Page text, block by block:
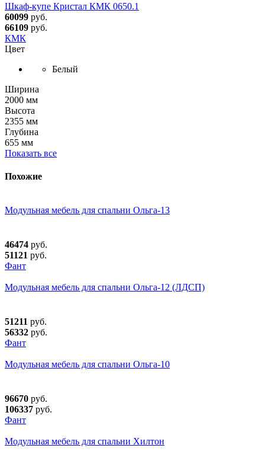
Шкаф-купе Кристал КМК 0650.1
60099 руб.
66109 руб.
КМК
Цвет
Белый
Ширина
2000 мм
Высота
2355 мм
Глубина
655 мм
Показать все
Похожие
Модульная мебель для спальни Ольга-13
46474 руб.
51121 руб.
Фант
Модульная мебель для спальни Ольга-12 (ЛДСП)
51211 руб.
56332 руб.
Фант
Модульная мебель для спальни Ольга-10
96670 руб.
106337 руб.
Фант
Модульная мебель для спальни Хилтон